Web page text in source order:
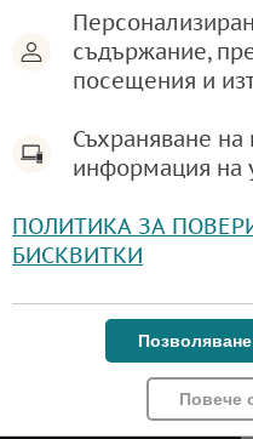
на инфлацията в
цени на
съдържание,
посещения и
Съхраняване
информация на
ПОЛИТИКА ЗА
БИСКВИТКИ
Повече